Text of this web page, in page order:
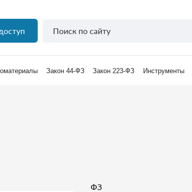
Закон 44-ФЗ Закон 223-ФЗ Инструменты
ФЗ